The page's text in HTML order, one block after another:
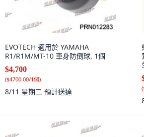
EVOTECH 適用於 YAMAHA
R1/R1M/MT-10 車身防倒球, 1個
$4,700
($4700.00/1個)
8/11 星期二 預計送達 (